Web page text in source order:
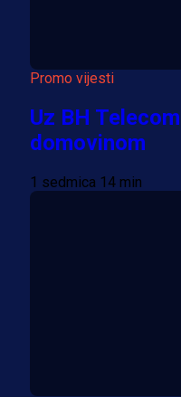
Promo vijesti
Uz BH
domovinom
1 sedmica 14 min